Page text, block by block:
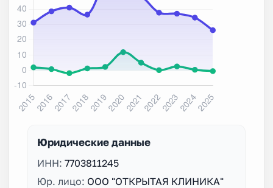
Юридические данные
ИНН: 7703811245
Юр. лицо: ООО "ОТКРЫТАЯ КЛИНИКА"